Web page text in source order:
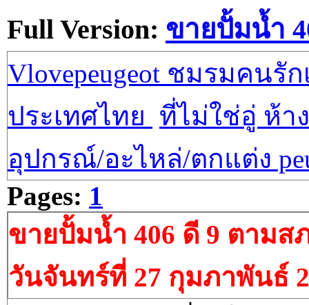
Full Version: ขายปั้มน้ำ
Vlovepeugeot ชมรมคนรั
ประเทศไทย ที่ไม่ใช่อู่ ห้า
อุปกรณ์/อะไหล่/ตกแต่ง
Pages: 1
ขายปั้มน้ำ 406 ดี 9 ตามส
วันจันทร์ที่ 27 กุมภาพันธ์